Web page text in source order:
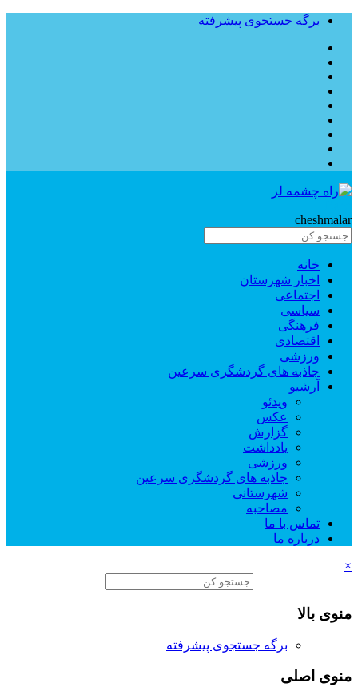
برگه جستجوی پیشرفته
cheshmalar
خانه
اخبار شهرستان
اجتماعی
سیاسی
فرهنگی
اقتصادی
ورزشی
جاذبه های گردشگری سرعین
آرشیو
ویدئو
عکس
گزارش
یادداشت
ورزشی
جاذبه های گردشگری سرعین
شهرستانی
مصاحبه
تماس با ما
درباره ما
×
منوی بالا
برگه جستجوی پیشرفته
منوی اصلی